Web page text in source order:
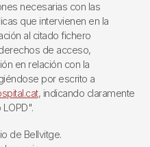
necesarias con las
que intervienen en la
al citado fichero
de acceso,
en relación con la
por escrito a
, indicando claramente
de Bellvitge.